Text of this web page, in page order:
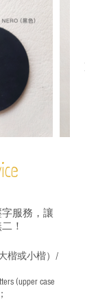
服務，讓
！
楷或小楷）/
(upper case